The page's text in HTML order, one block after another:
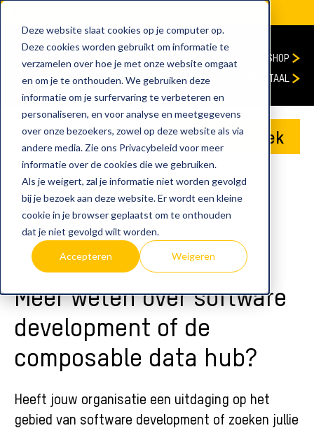
Deze website slaat cookies op je computer op.
Deze cookies worden gebruikt om informatie te
verzamelen over hoe je met onze website omgaat
en om je te onthouden. We gebruiken deze
informatie om je surfervaring te verbeteren en
personaliseren, en voor analyse en meetgegevens
over onze bezoekers, zowel op deze website als via
andere media. Zie ons Privacybeleid voor meer
informatie over de cookies die we gebruiken.
Als je weigert, zal je informatie niet worden gevolgd
bij je bezoek aan deze website. Er wordt een kleine
cookie in je browser geplaatst om te onthouden
dat je niet gevolgd wilt worden.
Accepteren Weigeren
WEBSHOP
KLANTENPORTAAL
Adviesgesprek
Plan een gesprek met Kees
home meeting
Meer weten over software
development of de
composable data hub?
Heeft jouw organisatie een uitdaging op het
gebied van software development of zoeken jullie